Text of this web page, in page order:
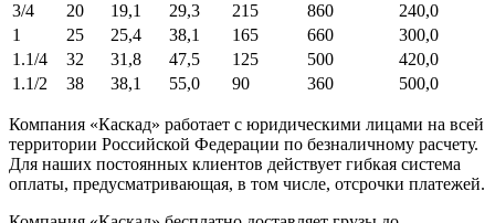
3/4
20 19,1 29,3 215 860 240,0
1
25 25,4 38,1 165 660 300,0
1.1/4
32 31,8 47,5 125 500 420,0
1.1/2
38 38,1 55,0 90 360 500,0
Компания «Каскад» работает с юридическими лицами на всей
территории Российской Федерации по безналичному расчету.
Для наших постоянных клиентов действует гибкая система
оплаты, предусматривающая, в том числе, отсрочки платежей.